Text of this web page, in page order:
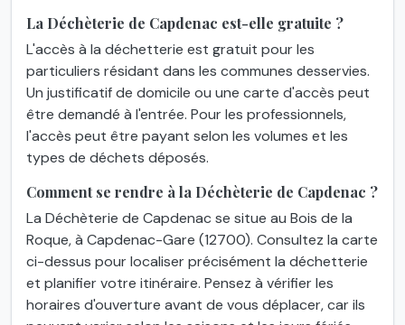
La Déchèterie de Capdenac est-elle gratuite ?
L'accès à la déchetterie est gratuit pour les
particuliers résidant dans les communes desservies.
Un justificatif de domicile ou une carte d'accès peut
être demandé à l'entrée. Pour les professionnels,
l'accès peut être payant selon les volumes et les
types de déchets déposés.
Comment se rendre à la Déchèterie de Capdenac ?
La Déchèterie de Capdenac se situe au Bois de la
Roque, à Capdenac-Gare (12700). Consultez la carte
ci-dessus pour localiser précisément la déchetterie
et planifier votre itinéraire. Pensez à vérifier les
horaires d'ouverture avant de vous déplacer, car ils